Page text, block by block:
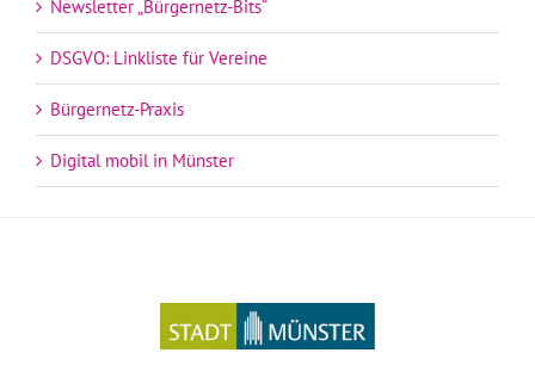
Newsletter „Bürgernetz-Bits“
DSGVO: Linkliste für Vereine
Bürgernetz-Praxis
Digital mobil in Münster